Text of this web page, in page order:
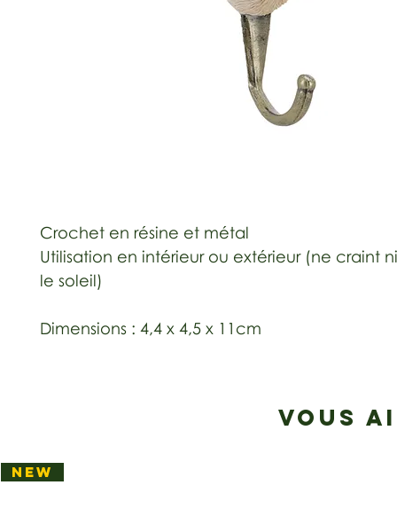
Crochet en résine et métal
Utilisation en intérieur ou extérieur (ne craint
le soleil)
Dimensions : 4,4 x 4,5 x 11cm
VOUS
NEW